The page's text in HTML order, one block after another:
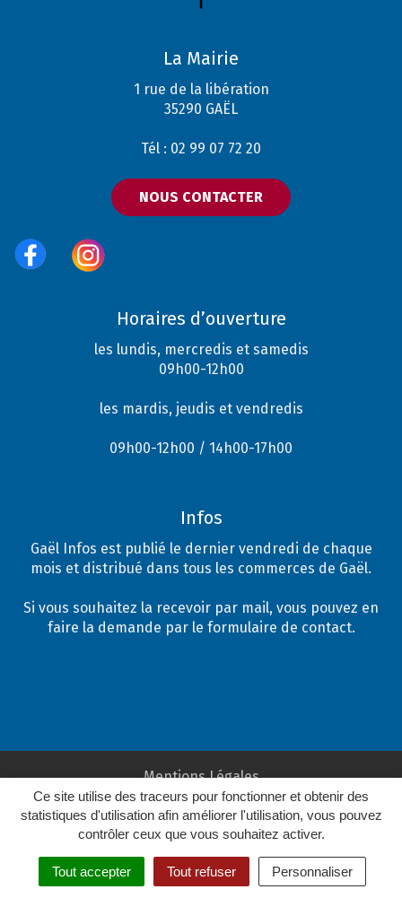
Ce site utilise des traceurs pour fonctionner et obtenir des
statistiques d'utilisation afin améliorer l'utilisation, vous pouvez
contrôler ceux que vous souhaitez activer.
Tout accepter Tout refuser Personnaliser
La Mairie
1 rue de la libération
35290 GAËL
Tél : 02 99 07 72 20
NOUS CONTACTER
Horaires d’ouverture
les lundis, mercredis et samedis
09h00-12h00
les mardis, jeudis et vendredis
09h00-12h00 / 14h00-17h00
Infos
Gaël Infos est publié le dernier vendredi de chaque
mois et distribué dans tous les commerces de Gaël.
Si vous souhaitez la recevoir par mail, vous pouvez en
faire la demande par le formulaire de contact.
Mentions Légales
Plan du site
Crédits